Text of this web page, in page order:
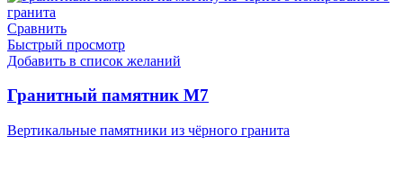
Сравнить
Быстрый просмотр
Добавить в список желаний
Гранитный памятник М7
Вертикальные памятники из чёрного гранита